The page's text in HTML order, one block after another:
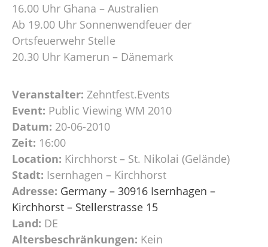
16.00 Uhr Ghana – Australien
Ab 19.00 Uhr Sonnenwendfeuer der
Ortsfeuerwehr Stelle
20.30 Uhr Kamerun – Dänemark
Veranstalter: Zehntfest.Events
Event: Public Viewing WM 2010
Datum: 20-06-2010
Zeit: 16:00
Location: Kirchhorst – St. Nikolai (Gelände)
Stadt: Isernhagen – Kirchhorst
Adresse: Germany – 30916 Isernhagen –
Kirchhorst – Stellerstrasse 15
Land: DE
Altersbeschränkungen: Kein